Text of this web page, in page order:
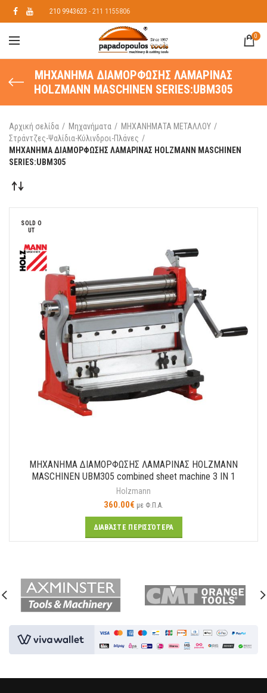
210 9943623 - 211 1155806
0
ΜΗΧΑΝΗΜΑ ΔΙΑΜΟΡΦΩΣΗΣ ΛΑΜΑΡΙΝΑΣ
HOLZMANN MASCHINEN SERIES:UBM305
Αρχική σελίδα Μηχανήματα
ΜΗΧΑΝΗΜΑΤΑ ΜΕΤΑΛΛΟΥ
Στράντζες-Ψαλίδια-Κύλινδροι-Πλάνες
ΜΗΧΑΝΗΜΑ ΔΙΑΜΟΡΦΩΣΗΣ ΛΑΜΑΡΙΝΑΣ HOLZMANN MASCHINEN
SERIES:UBM305
SOLD O
UT
ΜΗΧΑΝΗΜΑ ΔΙΑΜΟΡΦΩΣΗΣ ΛΑΜΑΡΙΝΑΣ HOLZMANN
MASCHINEN UBM305 combined sheet machine 3 IN 1
Holzmann
360.00€ με Φ.Π.Α.
ΔΙΑΒΆΣΤΕ ΠΕΡΙΣΣΌΤΕΡΑ